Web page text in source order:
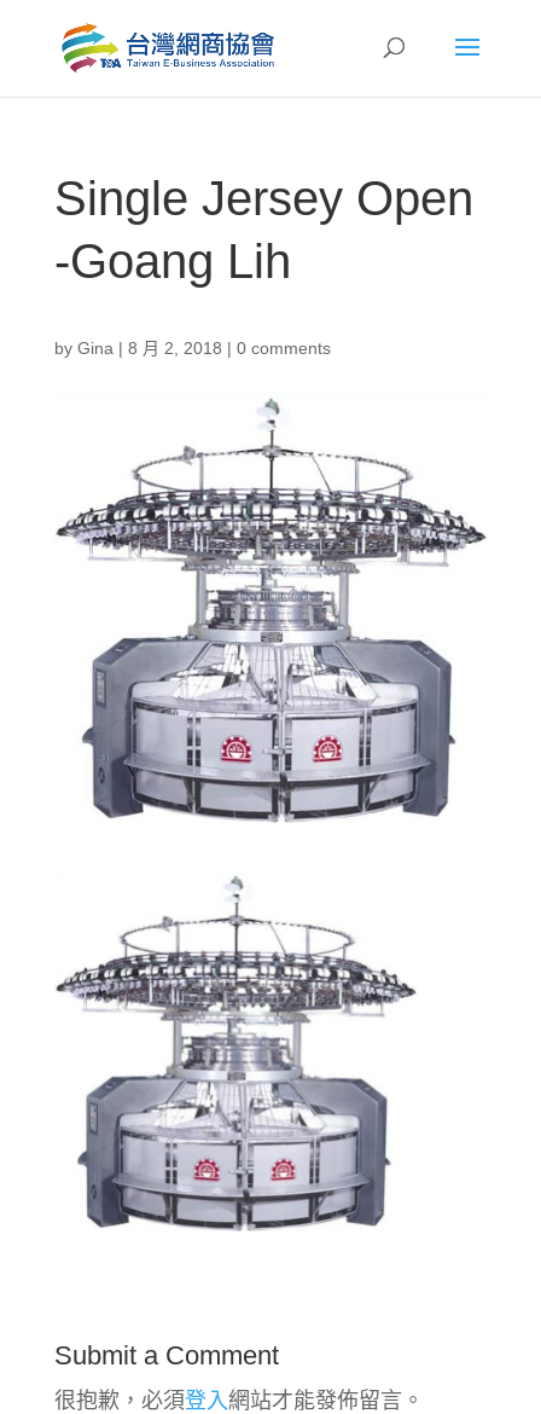
Single Jersey Open
-Goang Lih
by Gina | 8 月 2, 2018 | 0 comments
Submit a Comment
很抱歉，必須登入網站才能發佈留言。